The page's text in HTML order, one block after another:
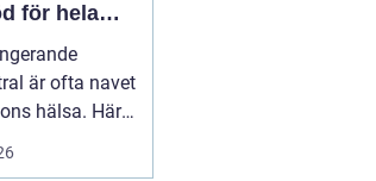
för hela
är ofta navet
hälsa. Här
hjälp med
och